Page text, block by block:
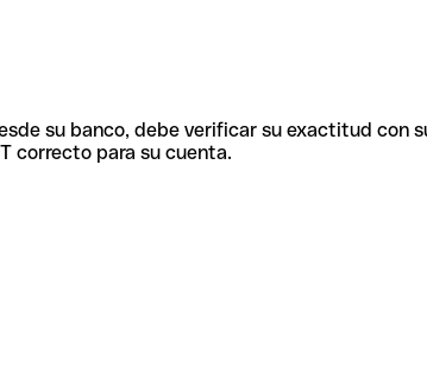
su banco, debe verificar su exactitud con
correcto para su cuenta.